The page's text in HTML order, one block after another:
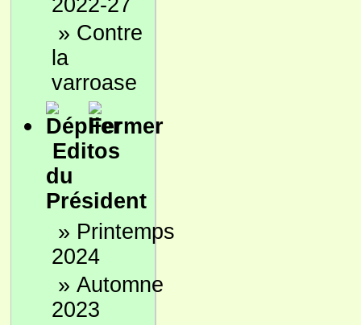
2022-27
» Contre
la
varroase
Editos
du
Président
» Printemps
2024
» Automne
2023